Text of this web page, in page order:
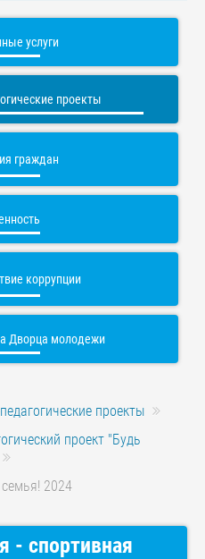
услуги
проекты
граждан
коррупции
Дворца молодежи
проекты
проект "Будь
2024
- спортивная